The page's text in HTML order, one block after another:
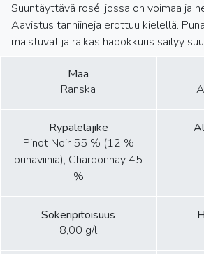
Suuntäyttävä rosé, jossa on voimaa ja
Aavistus tanniineja erottuu kielellä.
maistuvat ja raikas hapokkuus säilyy
Maa
Ranska
Rypälelajike
Pinot Noir 55 % (12 %
punaviiniä), Chardonnay 45
%
Sokeripitoisuus
8,00 g/l